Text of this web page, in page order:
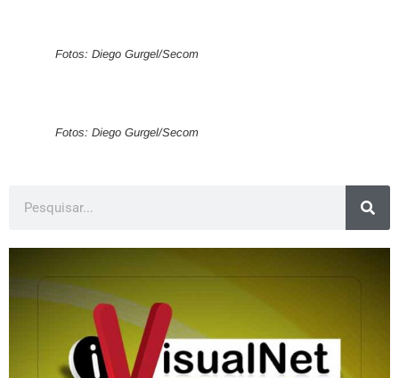
Fotos: Diego Gurgel/Secom
Fotos: Diego Gurgel/Secom